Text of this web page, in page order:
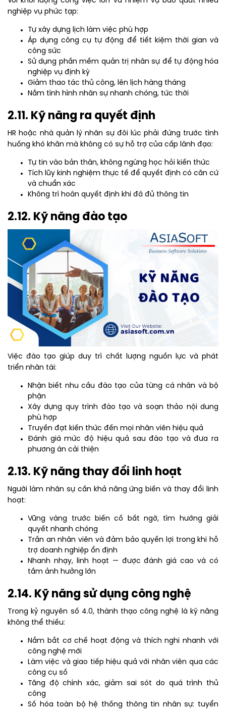
nghiệp vụ phức tạp:
Tự xây dựng lịch làm việc phù hợp
Áp dụng công cụ tự động để tiết kiệm thời gian và
công sức
Sử dụng phần mềm quản trị nhân sự để tự động hóa
nghiệp vụ định kỳ
Giảm thao tác thủ công, lên lịch hàng tháng
Nắm tình hình nhân sự nhanh chóng, tức thời
2.11. Kỹ năng ra quyết định
HR hoặc nhà quản lý nhân sự đôi lúc phải đứng trước tình
huống khó khăn mà không có sự hỗ trợ của cấp lãnh đạo:
Tự tin vào bản thân, không ngừng học hỏi kiến thức
Tích lũy kinh nghiệm thực tế để quyết định có căn cứ
và chuẩn xác
Không trì hoãn quyết định khi đã đủ thông tin
2.12. Kỹ năng đào tạo
Việc đào tạo giúp duy trì chất lượng nguồn lực và phát
triển nhân tài:
Nhận biết nhu cầu đào tạo của từng cá nhân và bộ
phận
Xây dựng quy trình đào tạo và soạn thảo nội dung
phù hợp
Truyền đạt kiến thức đến mọi nhân viên hiệu quả
Đánh giá mức độ hiệu quả sau đào tạo và đưa ra
phương án cải thiện
2.13. Kỹ năng thay đổi linh hoạt
Người làm nhân sự cần khả năng ứng biến và thay đổi linh
hoạt:
Vững vàng trước biến cố bất ngờ, tìm hướng giải
quyết nhanh chóng
Trấn an nhân viên và đảm bảo quyền lợi trong khi hỗ
trợ doanh nghiệp ổn định
Nhanh nhạy, linh hoạt — được đánh giá cao và có
tầm ảnh hưởng lớn
2.14. Kỹ năng sử dụng công nghệ
Trong kỷ nguyên số 4.0, thành thạo công nghệ là kỹ năng
không thể thiếu:
Nắm bắt cơ chế hoạt động và thích nghi nhanh với
công nghệ mới
Làm việc và giao tiếp hiệu quả với nhân viên qua các
công cụ số
Tăng độ chính xác, giảm sai sót do quá trình thủ
công
Số hóa toàn bộ hệ thống thông tin nhân sự: tuyển